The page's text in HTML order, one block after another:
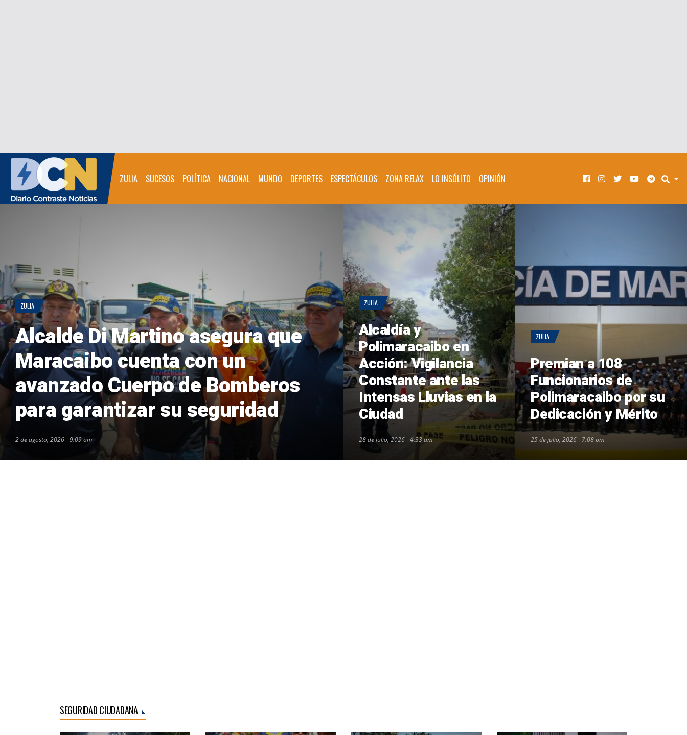
ZULIA SUCESOS POLÍTICA NACIONAL MUNDO DEPORTES ESPECTÁCULOS ZONA RELAX LO INSÓLITO OPINIÓN
ZULIA
Alcalde Di Martino asegura que
Maracaibo cuenta con un
avanzado Cuerpo de Bomberos
para garantizar su seguridad
2 de agosto, 2026 - 9:09 am
ZULIA
Alcaldía y
Polimaracaibo en
Acción: Vigilancia
Constante ante las
Intensas Lluvias en la
Ciudad
28 de julio, 2026 - 4:33 am
ZULIA
Premian a 108
Funcionarios de
Polimaracaibo por su
Dedicación y Mérito
25 de julio, 2026 - 7:08 pm
SEGURIDAD CIUDADANA